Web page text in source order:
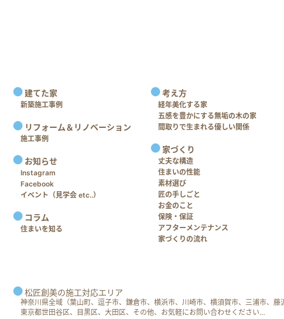
建てた家
新築施工事例
リフォーム＆リノベーション
施工事例
お知らせ
Instagram
Facebook
イベント（見学会 etc..）
コラム
住まいを知る
考え方
経年美化する家
五感を豊かにする無垢の木の家
間取りで生まれる優しい関係
家づくり
丈夫な構造
住まいの性能
素材選び
匠の手しごと
お金のこと
保険・保証
アフターメンテナンス
家づくりの流れ
松匠創美の施工対応エリア
神奈川県全域（葉山町、逗子市、鎌倉市、横浜市、川崎市、横須賀市、三浦市、藤
東京都世田谷区、目黒区、大田区、その他、お気軽にお問い合わせください…